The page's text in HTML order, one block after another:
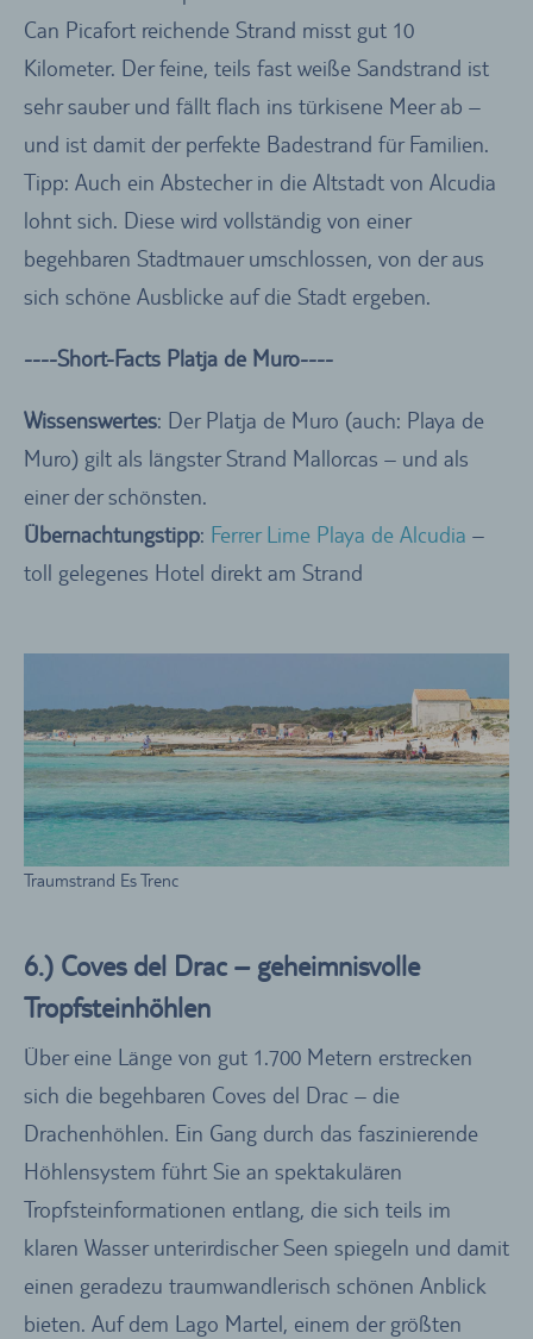
Can Picafort reichende Strand misst gut 10
Kilometer. Der feine, teils fast weiße Sandstrand ist
sehr sauber und fällt flach ins türkisene Meer ab –
und ist damit der perfekte Badestrand für Familien.
Tipp: Auch ein Abstecher in die Altstadt von Alcudia
lohnt sich. Diese wird vollständig von einer
begehbaren Stadtmauer umschlossen, von der aus
sich schöne Ausblicke auf die Stadt ergeben.
----Short-Facts Platja de Muro----
Wissenswertes: Der Platja de Muro (auch: Playa de
Muro) gilt als längster Strand Mallorcas – und als
einer der schönsten.
Übernachtungstipp: Ferrer Lime Playa de Alcudia –
toll gelegenes Hotel direkt am Strand
Traumstrand Es Trenc
6.) Coves del Drac – geheimnisvolle
Tropfsteinhöhlen
Über eine Länge von gut 1.700 Metern erstrecken
sich die begehbaren Coves del Drac – die
Drachenhöhlen. Ein Gang durch das faszinierende
Höhlensystem führt Sie an spektakulären
Tropfsteinformationen entlang, die sich teils im
klaren Wasser unterirdischer Seen spiegeln und damit
einen geradezu traumwandlerisch schönen Anblick
bieten. Auf dem Lago Martel, einem der größten